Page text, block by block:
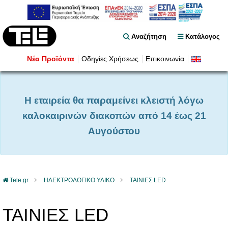
Κατάλογος
Αναζήτηση
Νέα Προϊόντα Οδηγίες Χρήσεως Επικοινωνία
Η εταιρεία θα παραμείνει κλειστή λόγω
καλοκαιρινών διακοπών από 14 έως 21
Αυγούστου
Tele.gr ΗΛΕΚΤΡΟΛΟΓΙΚΟ ΥΛΙΚΟ ΤΑΙΝΙΕΣ LED
ΤΑΙΝΙΕΣ LED